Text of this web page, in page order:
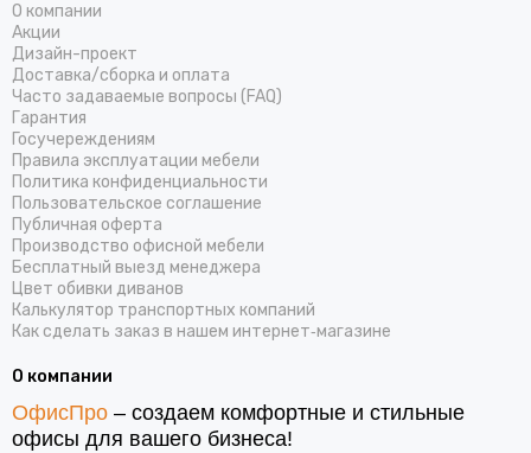
О компании
Акции
Дизайн-проект
Доставка/cборка и оплата
Часто задаваемые вопросы (FAQ)
Гарантия
Госучереждениям
Правила эксплуатации мебели
Политика конфиденциальности
Пользовательское соглашение
Публичная оферта
Производство офисной мебели
Бесплатный выезд менеджера
Цвет обивки диванов
Калькулятор транспортных компаний
Как сделать заказ в нашем интернет‑магазине
О компании
ОфисПро – создаем комфортные и стильные
офисы для вашего бизнеса!